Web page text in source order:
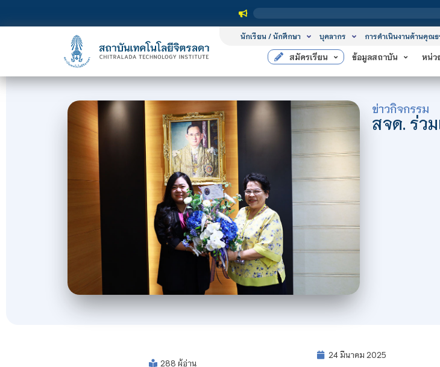
นักเรียน / นักศึกษา บุคลากร การดำเนินงานด้านคุณธ
สมัครเรียน ข้อมูลสถาบัน หน่ว
ข่าวกิจกรรม
สจด. ร่ว
288 ผู้อ่าน
24 มีนาคม 2025